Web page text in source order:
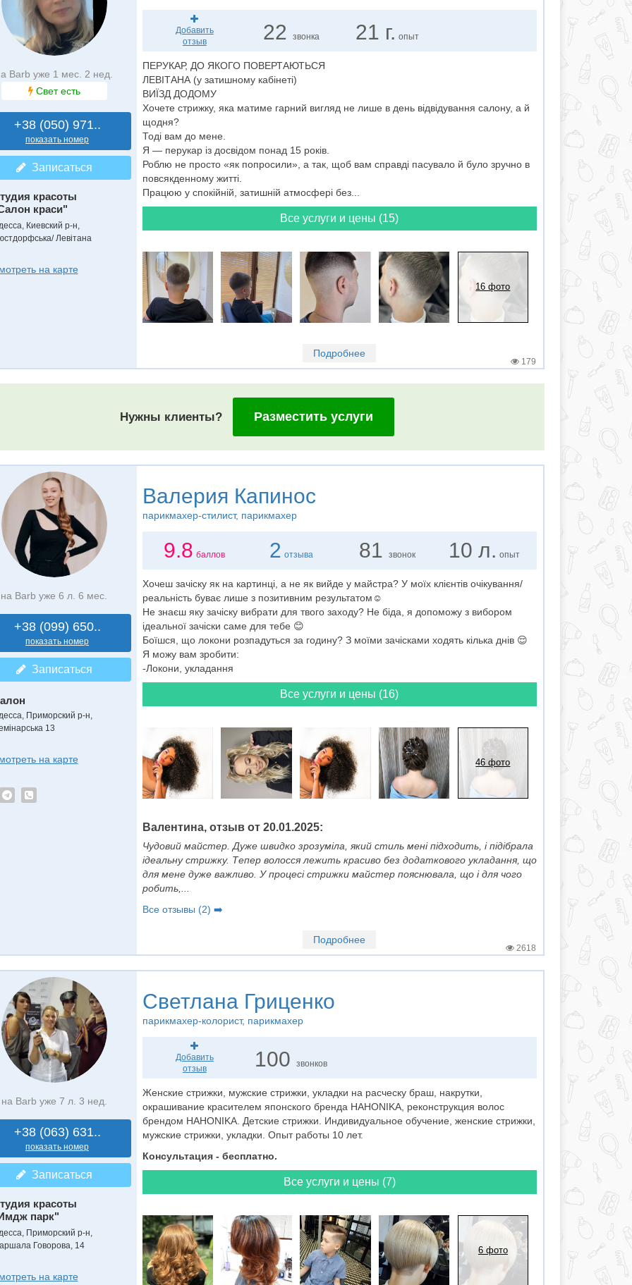
Barb уже 1 мес. 2 нед.
Свет есть
+38 (050) 971..
показать номер
Записаться
красоты
краси"
Киевский р-н,
Левітана
на карте
Добавить
отзыв
22 звонка 21 г. опыт
ПЕРУКАР, ДО ЯКОГО ПОВЕРТАЮТЬСЯ
ЛЕВІТАНА (у затишному кабінеті)
ВИЇЗД ДОДОМУ
Хочете стрижку, яка матиме гарний вигляд не лише в день відвідування салону, а й
щодня?
Тоді вам до мене.
Я — перукар із досвідом понад 15 років.
Роблю не просто «як попросили», а так, щоб вам справді пасувало й було зручно в
повсякденному житті.
Працюю у спокійній, затишній атмосфері без...
Все услуги и цены (15)
16 фото
Подробнее
179
Нужны клиенты? Разместить услуги
на Barb уже 6 л. 6 мес.
+38 (099) 650..
показать номер
Записаться
Приморский р-н,
13
на карте
Валерия Капинос
парикмахер-стилист, парикмахер
9.8 баллов 2 отзыва 81звонок 10 л. опыт
Хочеш зачіску як на картинці, а не як вийде у майстра? У моїх клієнтів очікування/
реальність буває лише з позитивним результатом☺️
Не знаєш яку зачіску вибрати для твого заходу? Не біда, я допоможу з вибором
ідеальної зачіски саме для тебе 😊
Боїшся, що локони розпадуться за годину? З моїми зачісками ходять кілька днів 😌
Я можу вам зробити:
-Локони, укладання
Все услуги и цены (16)
46 фото
Валентина, отзыв от 20.01.2025:
Чудовий майстер. Дуже швидко зрозуміла, який стиль мені підходить, і підібрала
ідеальну стрижку. Тепер волосся лежить красиво без додаткового укладання, що
для мене дуже важливо. У процесі стрижки майстер пояснювала, що і для чого
робить,...
Все отзывы (2) ➡️
Подробнее
2618
на Barb уже 7 л. 3 нед.
+38 (063) 631..
показать номер
Записаться
красоты
парк"
Приморский р-н,
Говорова, 14
на карте
Светлана Гриценко
парикмахер-колорист, парикмахер
Добавить
отзыв
100звонков
Женские стрижки, мужские стрижки, укладки на расческу браш, накрутки,
окрашивание красителем японского бренда НАНОNIKA, реконструкция волос
брендом HAHONIKA. Детские стрижки. Индивидуальное обучение, женские стрижки,
мужские стрижки, укладки. Опыт работы 10 лет.
Консультация - бесплатно.
Все услуги и цены (7)
6 фото